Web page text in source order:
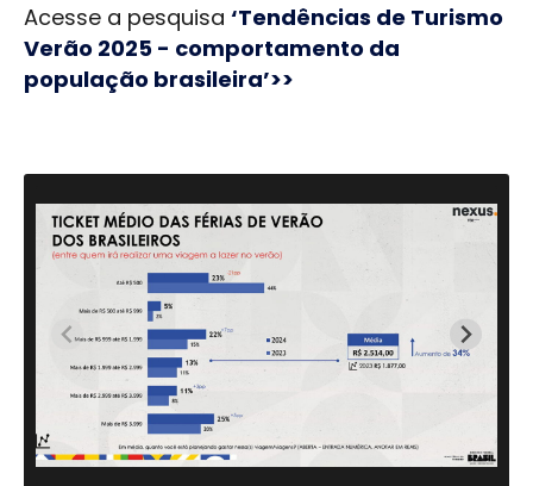
Acesse a pesquisa ‘Tendências de Turismo
Verão 2025 - comportamento da
população brasileira’>>